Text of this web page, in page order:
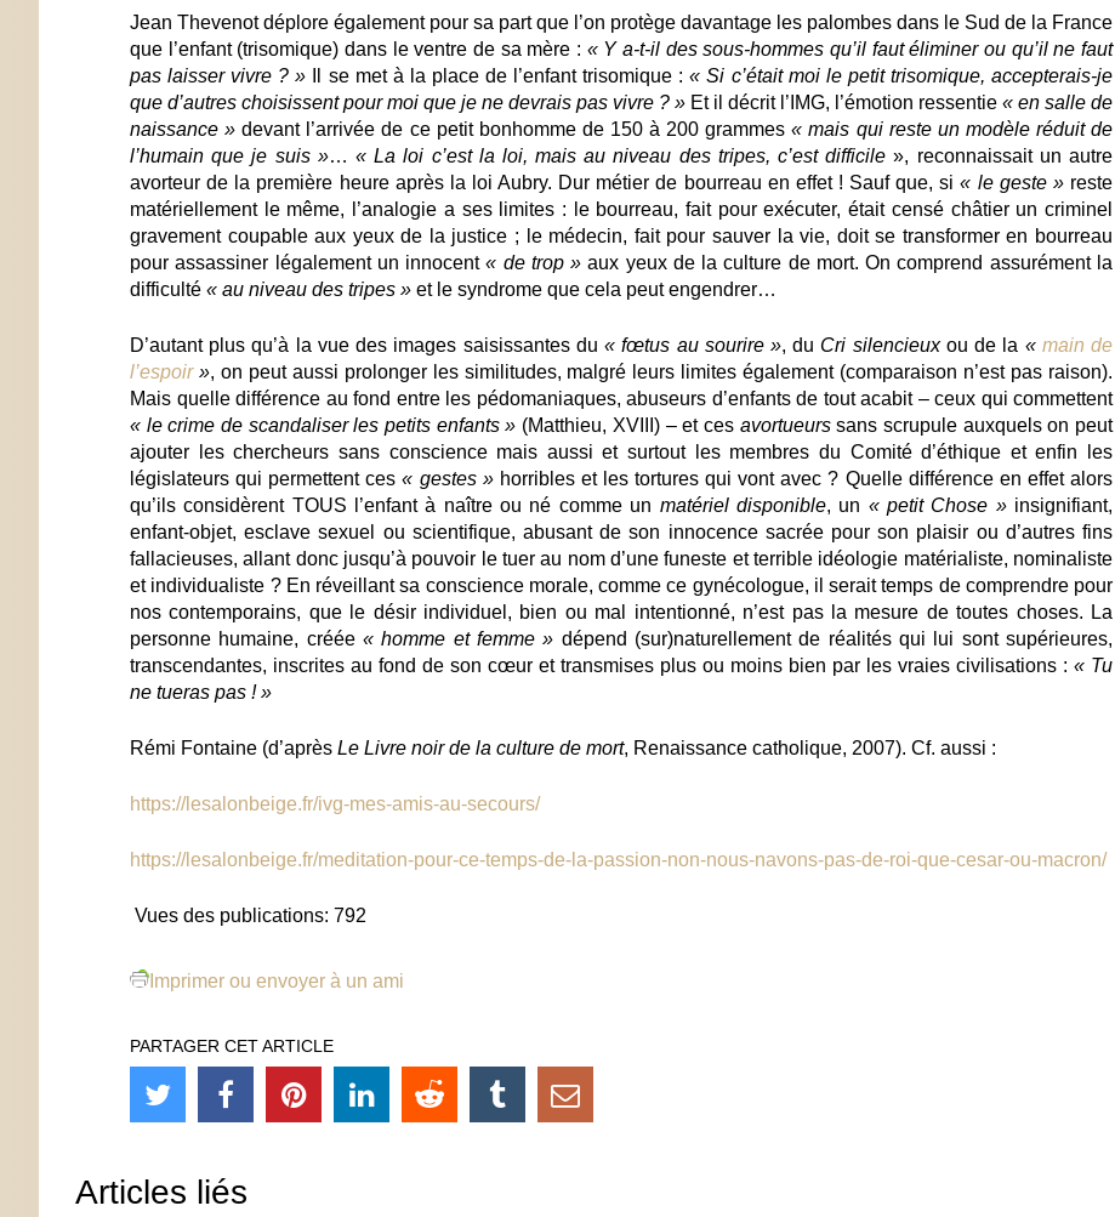
Jean Thevenot déplore également pour sa part que l’on protège davantage les palombes dans le Sud de la France
que l’enfant (trisomique) dans le ventre de sa mère : « Y a-t-il des sous-hommes qu’il faut éliminer ou qu’il ne faut
pas laisser vivre ? » Il se met à la place de l’enfant trisomique :« Si c’était moi le petit trisomique, accepterais-je
que d’autres choisissent pour moi que je ne devrais pas vivre ? » Et il décrit l’IMG, l’émotion ressentie « en salle de
naissance »devant l’arrivée de ce petit bonhomme de 150 à 200 grammes « mais qui reste un modèle réduit de
l’humain que je suis »… « La loi c’est la loi, mais au niveau des tripes, c’est difficile», reconnaissait un autre
avorteur de la première heure après la loi Aubry. Dur métier de bourreau en effet ! Sauf que, si« le geste »reste
matériellement le même, l’analogie a ses limites : le bourreau, fait pour exécuter, était censé châtier un criminel
gravement coupable aux yeux de la justice ; le médecin, fait pour sauver la vie, doit se transformer en bourreau
pour assassiner légalement un innocent« de trop »aux yeux de la culture de mort. On comprend assurément la
difficulté « au niveau des tripes » et le syndrome que cela peut engendrer…
D’autant plus qu’à la vue des images saisissantes du« fœtus au sourire », du Cri silencieuxou de la « main de
l’espoir », on peut aussi prolonger les similitudes, malgré leurs limites également (comparaison n’est pas raison).
Mais quelle différence au fond entre les pédomaniaques, abuseurs d’enfants de tout acabit – ceux qui commettent
« le crime de scandaliser les petits enfants » (Matthieu, XVIII) – et ces avortueurssans scrupule auxquels on peut
ajouter les chercheurs sans conscience mais aussi et surtout les membres du Comité d’éthique et enfin les
législateurs qui permettent ces« gestes »horribles et les tortures qui vont avec ? Quelle différence en effet alors
qu’ils considèrent TOUS l’enfant à naître ou né comme un matériel disponible, un « petit Chose »insignifiant,
enfant-objet, esclave sexuel ou scientifique, abusant de son innocence sacrée pour son plaisir ou d’autres fins
fallacieuses, allant donc jusqu’à pouvoir le tuer au nom d’une funeste et terrible idéologie matérialiste, nominaliste
et individualiste ? En réveillant sa conscience morale, comme ce gynécologue, il serait temps de comprendre pour
nos contemporains, que le désir individuel, bien ou mal intentionné, n’est pas la mesure de toutes choses. La
personne humaine, créée « homme et femme » dépend (sur)naturellement de réalités qui lui sont supérieures,
transcendantes, inscrites au fond de son cœur et transmises plus ou moins bien par les vraies civilisations : « Tu
ne tueras pas ! »
Rémi Fontaine (d’après Le Livre noir de la culture de mort, Renaissance catholique, 2007). Cf. aussi :
https://lesalonbeige.fr/ivg-mes-amis-au-secours/
https://lesalonbeige.fr/meditation-pour-ce-temps-de-la-passion-non-nous-navons-pas-de-roi-que-cesar-ou-macron/
Vues des publications: 792
Imprimer ou envoyer à un ami
PARTAGER CET ARTICLE
Articles liés